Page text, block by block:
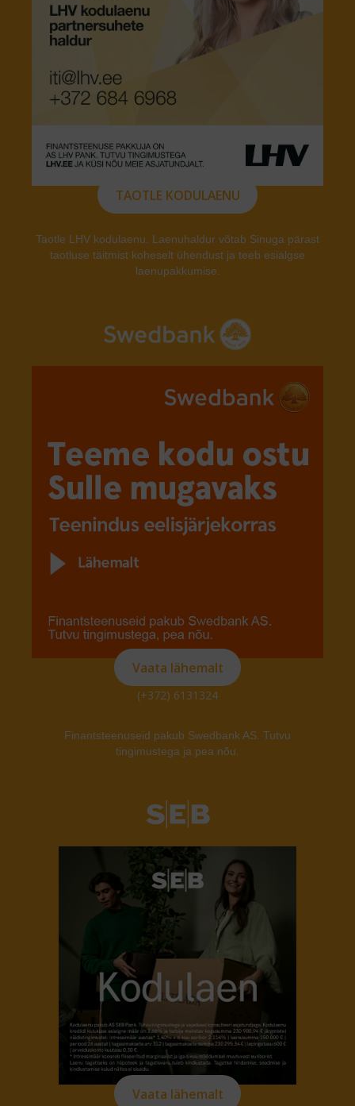
TAOTLE KODULAENU
Taotle LHV kodulaenu. Laenuhaldur võtab Sinuga pärast
taotluse täitmist koheselt ühendust ja teeb esialgse
laenupakkumise.
Vaata lähemalt
(+372) 6131324
Finantsteenuseid pakub Swedbank AS. Tutvu
tingimustega ja pea nõu.
Vaata lähemalt